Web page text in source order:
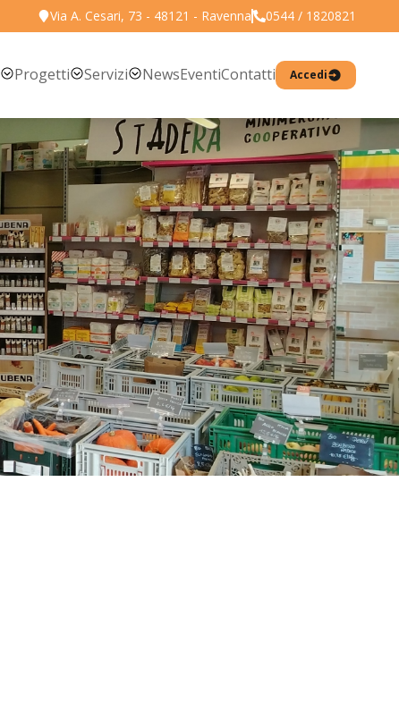
Via A. Cesari, 73 - 48121 - Ravenna 0544 / 1820821
Progetti Servizi NewsEventiContatti Accedi